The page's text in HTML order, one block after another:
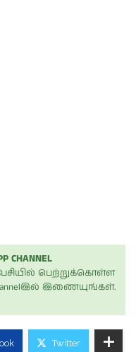
பெற்றுக்கொள்ள
இணையுங்கள்.
Twitter